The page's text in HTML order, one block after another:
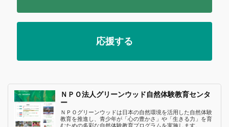
応援する
ＮＰＯ法人グリーンウッド自然体験教育センタ
ー
ＮＰＯグリーンウッドは日本の自然環境を活用した自然体験
教育を推進し、青少年が「心の豊かさ」や「生きる力」を育
むための多彩な自然体験教育プログラムを実施します。